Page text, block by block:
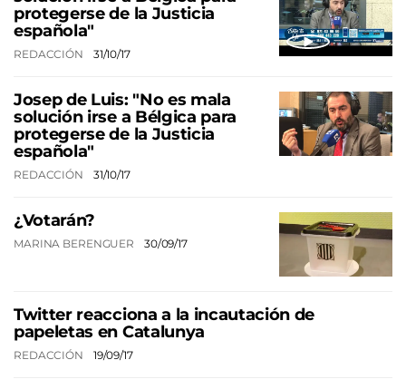
protegerse de la Justicia
española"
REDACCIÓN 31/10/17
Josep de Luis: "No es mala
solución irse a Bélgica para
protegerse de la Justicia
española"
REDACCIÓN 31/10/17
¿Votarán?
MARINA BERENGUER 30/09/17
Twitter reacciona a la incautación de
papeletas en Catalunya
REDACCIÓN 19/09/17